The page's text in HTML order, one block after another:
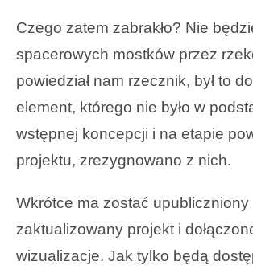
Czego zatem zabrakło? Nie
spacerowych mostków przez
powiedział nam rzecznik, był to
element, którego nie było w
wstępnej koncepcji i na etapie
projektu, zrezygnowano z nich.
Wkrótce ma zostać upubliczniony
zaktualizowany projekt i
wizualizacje. Jak tylko będą